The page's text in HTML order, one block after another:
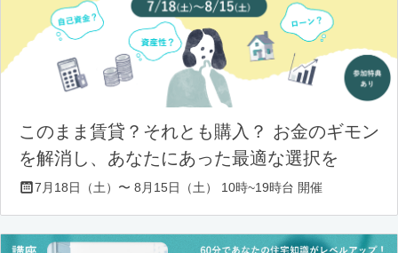
このまま賃貸？それとも購入？ お金のギモン
を解消し、あなたにあった最適な選択を
7月18日（土）〜 8月15日（土） 10時~19時台 開催